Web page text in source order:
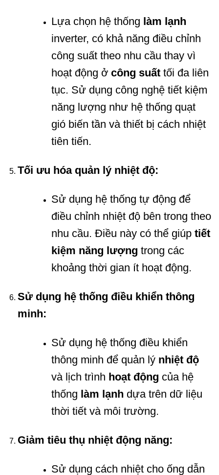
Lựa chọn hệ thống làm lạnh
inverter, có khả năng điều chỉnh
công suất theo nhu cầu thay vì
hoạt động ở công suấttối đa liên
tục. Sử dụng công nghệ tiết kiệm
năng lượng như hệ thống quạt
gió biến tần và thiết bị cách nhiệt
tiên tiến.
Tối ưu hóa quản lý nhiệt độ:
Sử dụng hệ thống tự động để
điều chỉnh nhiệt độ bên trong theo
nhu cầu. Điều này có thể giúp tiết
kiệm năng lượng trong các
khoảng thời gian ít hoạt động.
Sử dụng hệ thống điều khiển thông
minh:
Sử dụng hệ thống điều khiển
thông minh để quản lý nhiệt độ
và lịch trình hoạt động của hệ
thống làm lạnh dựa trên dữ liệu
thời tiết và môi trường.
Giảm tiêu thụ nhiệt động năng:
Sử dụng cách nhiệt cho ống dẫn